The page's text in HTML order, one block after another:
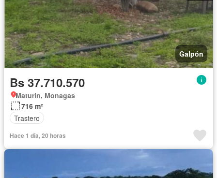
Galpón
Bs 37.710.570
Maturin, Monagas
716 m²
Trastero
Hace 1 día, 20 horas